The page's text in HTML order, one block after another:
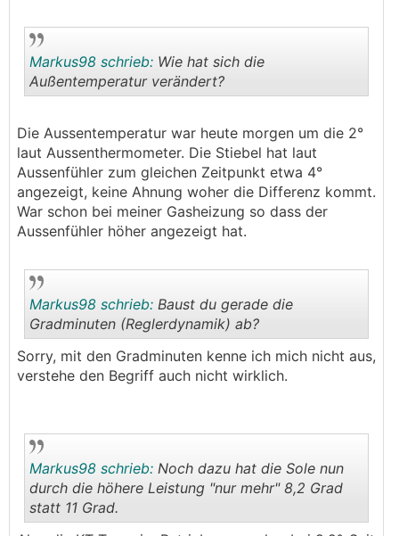
..
Markus98 schrieb: Wie hat sich die
Außentemperatur verändert?
Die Aussentemperatur war heute morgen um die 2°
laut Aussenthermometer. Die Stiebel hat laut
Aussenfühler zum gleichen Zeitpunkt etwa 4°
angezeigt, keine Ahnung woher die Differenz kommt.
War schon bei meiner Gasheizung so dass der
Aussenfühler höher angezeigt hat.
..
Markus98 schrieb: Baust du gerade die
Gradminuten (Reglerdynamik) ab?
Sorry, mit den Gradminuten kenne ich mich nicht aus,
verstehe den Begriff auch nicht wirklich.
Markus98 schrieb: Noch dazu hat die Sole nun
durch die höhere Leistung "nur mehr" 8,2 Grad
statt 11 Grad.